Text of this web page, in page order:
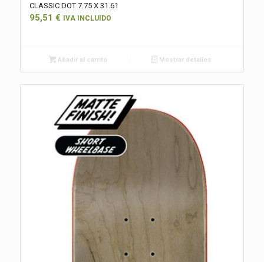
CLASSIC DOT 7.75 X 31.61
95,51 € IVA INCLUIDO
Añadir al carrito Mostrar detalles